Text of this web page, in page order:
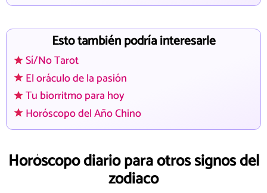
Esto también podría interesarle
Sí/No Tarot
El oráculo de la pasión
Tu biorritmo para hoy
Horóscopo del Año Chino
Horóscopo diario para otros signos del
zodiaco